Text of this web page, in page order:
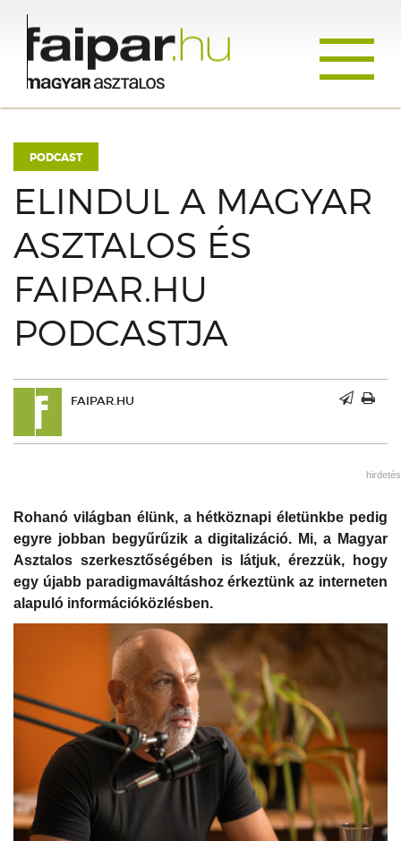
PODCAST
ELINDUL A MAGYAR
ASZTALOS ÉS
FAIPAR.HU
PODCASTJA
FAIPAR.HU
hirdetés
Rohanó világban élünk, a hétköznapi életünkbe pedig
egyre jobban begyűrűzik a digitalizáció. Mi, a Magyar
Asztalos szerkesztőségében is látjuk, érezzük, hogy
egy újabb paradigmaváltáshoz érkeztünk az interneten
alapuló információközlésben.